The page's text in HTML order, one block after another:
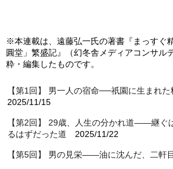
※本連載は、遠藤弘一氏の著書『まっすぐ
圓堂」繁盛記』（幻冬舎メディアコンサル
粋・編集したものです。
【第1回】 男一人の宿命──祇園に生まれ
2025/11/15
【第2回】 29歳、人生の分かれ道――継ぐ
るはずだった道 2025/11/22
【第5回】 男の見栄――油に沈んだ、二軒